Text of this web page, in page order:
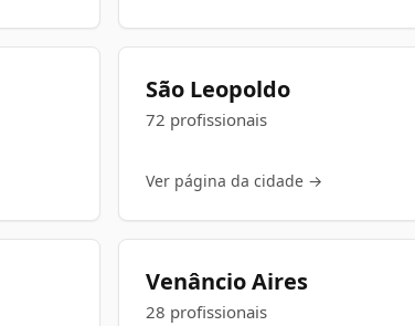
São Leopoldo
72 profissionais
Ver página da cidade →
Venâncio Aires
28 profissionais